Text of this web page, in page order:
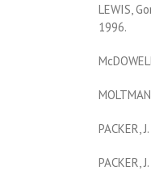
LEWIS,
1996.
PACKER,
PACKER,